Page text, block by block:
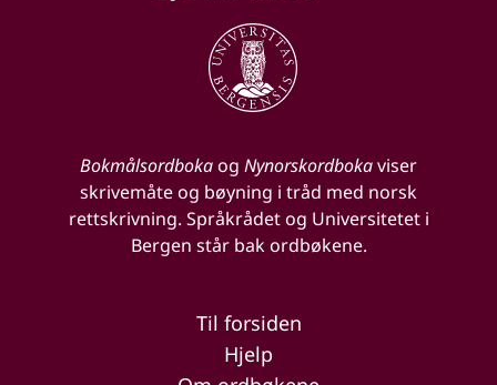
Bokmålsordbokaog Nynorskordbokaviser
skrivemåte og bøyning i tråd med norsk
rettskrivning. Språkrådet og Universitetet i
Bergen står bak ordbøkene.
Til forsiden
Hjelp